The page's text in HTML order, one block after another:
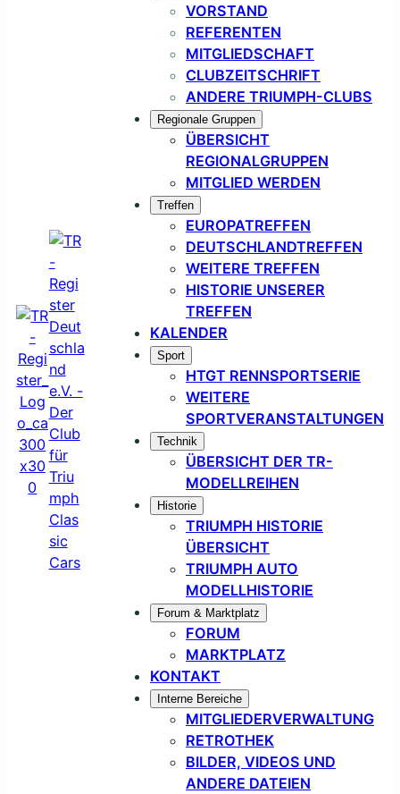
VORSTAND
REFERENTEN
MITGLIEDSCHAFT
CLUBZEITSCHRIFT
ANDERE TRIUMPH-CLUBS
Regionale Gruppen
ÜBERSICHT
REGIONALGRUPPEN
MITGLIED WERDEN
Treffen
EUROPATREFFEN
DEUTSCHLANDTREFFEN
WEITERE TREFFEN
HISTORIE UNSERER
TREFFEN
KALENDER
Sport
HTGT RENNSPORTSERIE
WEITERE
SPORTVERANSTALTUNGEN
Technik
ÜBERSICHT DER TR-
MODELLREIHEN
Historie
TRIUMPH HISTORIE
ÜBERSICHT
TRIUMPH AUTO
MODELLHISTORIE
Forum & Marktplatz
FORUM
MARKTPLATZ
KONTAKT
Interne Bereiche
MITGLIEDERVERWALTUNG
RETROTHEK
BILDER, VIDEOS UND
ANDERE DATEIEN